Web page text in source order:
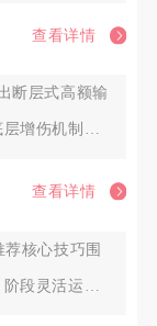
查看详情
断层式高额输
增伤机制、
查看详情
荐核心技巧围
段灵活运